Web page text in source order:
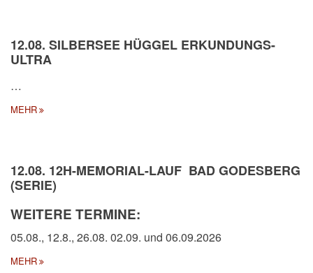
12.08. SILBERSEE HÜGGEL ERKUNDUNGS-
ULTRA
…
MEHR
12.08. 12H-MEMORIAL-LAUF BAD GODESBERG
(SERIE)
WEITERE TERMINE:
05.08., 12.8., 26.08. 02.09. und 06.09.2026
MEHR